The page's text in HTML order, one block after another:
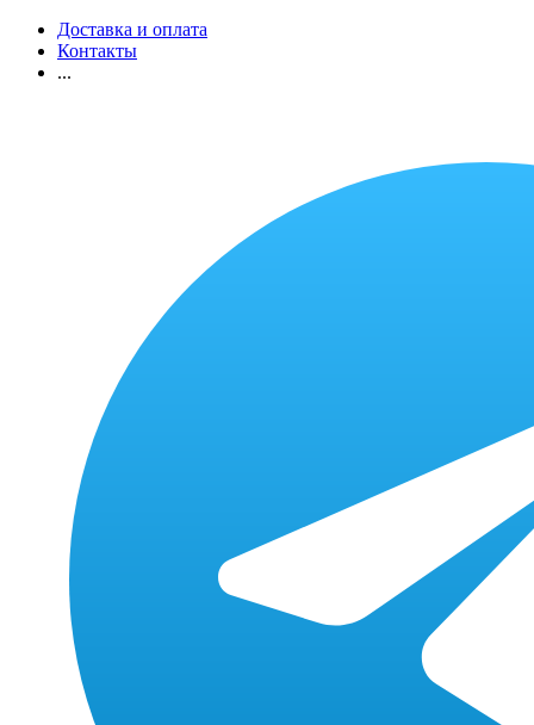
Доставка и оплата
Контакты
...